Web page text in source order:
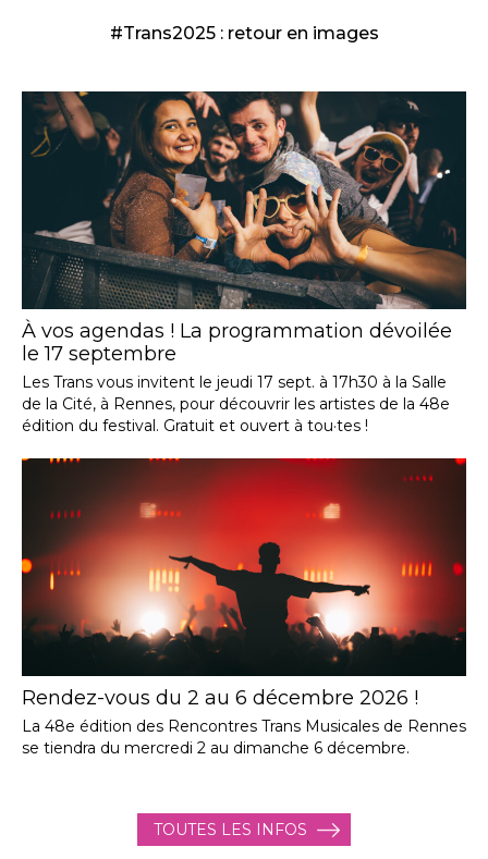
#Trans2025 : retour en images
À vos agendas ! La programmation dévoilée
le 17 septembre
Les Trans vous invitent le jeudi 17 sept. à 17h30 à la Salle
de la Cité, à Rennes, pour découvrir les artistes de la 48e
édition du festival. Gratuit et ouvert à tou·tes !
Rendez-vous du 2 au 6 décembre 2026 !
La 48e édition des Rencontres Trans Musicales de Rennes
se tiendra du mercredi 2 au dimanche 6 décembre.
TOUTES LES INFOS